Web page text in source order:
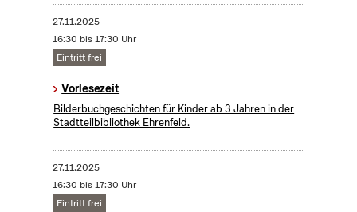
27.11.2025
16:30 bis 17:30 Uhr
Eintritt frei
Vorlesezeit
Bilderbuchgeschichten für Kinder ab 3 Jahren in der
Stadtteilbibliothek Ehrenfeld.
27.11.2025
16:30 bis 17:30 Uhr
Eintritt frei